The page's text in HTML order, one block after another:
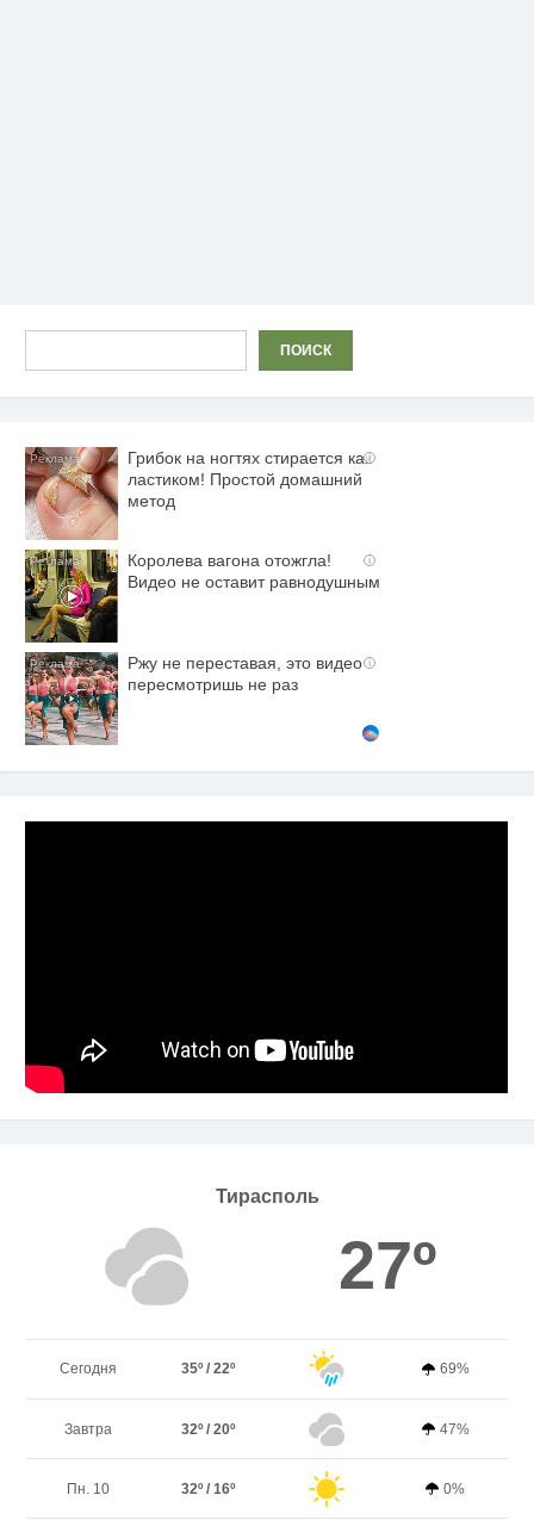
ПОИСК
i
Грибок на ногтях стирается как
ластиком! Простой домашний
метод
i
Королева вагона отожгла!
Видео не оставит равнодушным
i
Ржу не переставая, это видео
пересмотришь не раз
Тирасполь
27º
Сегодня 35º / 22º 69%
Завтра 32º / 20º 47%
Пн. 10 32º / 16º 0%